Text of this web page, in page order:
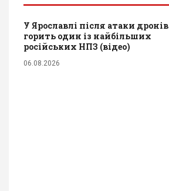
У Ярославлі після атаки дронів
горить один із найбільших
російських НПЗ (відео)
06.08.2026